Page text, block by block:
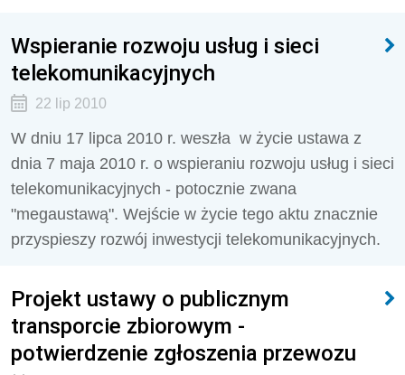
Wspieranie rozwoju usług i sieci
telekomunikacyjnych
22 lip 2010
W dniu 17 lipca 2010 r. weszła w życie ustawa z
dnia 7 maja 2010 r. o wspieraniu rozwoju usług i sieci
telekomunikacyjnych - potocznie zwana
"megaustawą". Wejście w życie tego aktu znacznie
przyspieszy rozwój inwestycji telekomunikacyjnych.
Projekt ustawy o publicznym
transporcie zbiorowym -
potwierdzenie zgłoszenia przewozu